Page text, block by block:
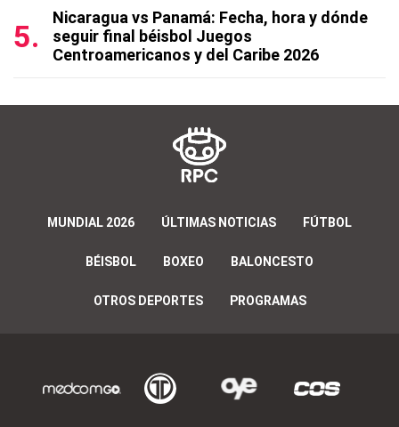
Nicaragua vs Panamá: Fecha, hora y dónde
seguir final béisbol Juegos
Centroamericanos y del Caribe 2026
MUNDIAL 2026 ÚLTIMAS NOTICIAS FÚTBOL
BÉISBOL BOXEO BALONCESTO
OTROS DEPORTES PROGRAMAS